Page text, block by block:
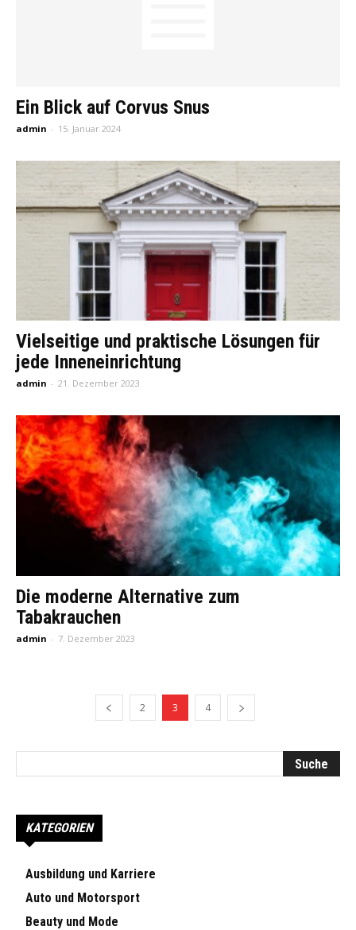
Ein Blick auf Corvus Snus
admin - 15. Januar 2024
Vielseitige und praktische Lösungen für
jede Inneneinrichtung
admin - 21. Dezember 2023
Die moderne Alternative zum
Tabakrauchen
admin - 7. Dezember 2023
2 3 4
KATEGORIEN
Ausbildung und Karriere
Auto und Motorsport
Beauty und Mode